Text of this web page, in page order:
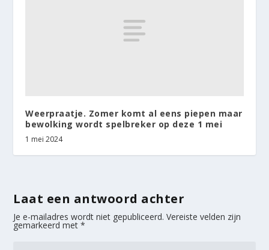
Weerpraatje. Zomer komt al eens piepen maar
bewolking wordt spelbreker op deze 1 mei
1 mei 2024
Laat een antwoord achter
Je e-mailadres wordt niet gepubliceerd. Vereiste velden zijn
gemarkeerd met*